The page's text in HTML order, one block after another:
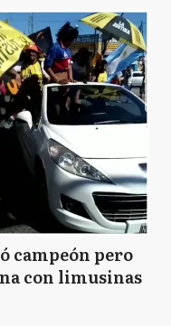
campeón pero
con limusinas